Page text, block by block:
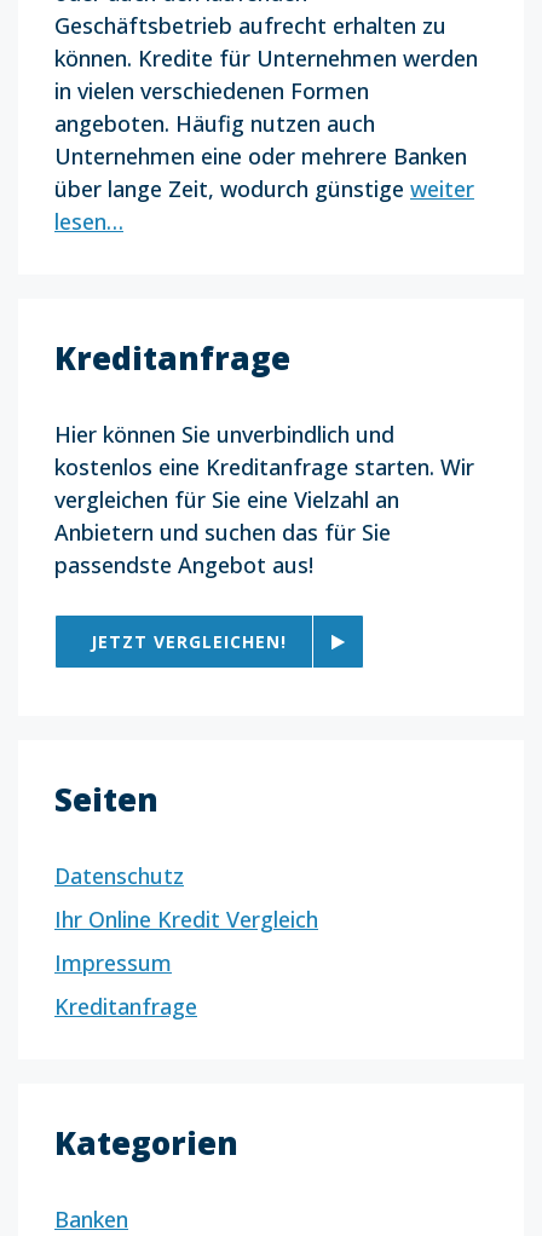
Geschäftsbetrieb aufrecht erhalten zu
können. Kredite für Unternehmen werden
in vielen verschiedenen Formen
angeboten. Häufig nutzen auch
Unternehmen eine oder mehrere Banken
über lange Zeit, wodurch günstige weiter
lesen…
Kreditanfrage
Hier können Sie unverbindlich und
kostenlos eine Kreditanfrage starten. Wir
vergleichen für Sie eine Vielzahl an
Anbietern und suchen das für Sie
passendste Angebot aus!
JETZT VERGLEICHEN!
Seiten
Datenschutz
Ihr Online Kredit Vergleich
Impressum
Kreditanfrage
Kategorien
Banken